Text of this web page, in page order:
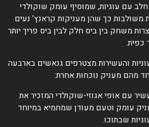
עם עוגיות, שמוסיף עומק שוקולדי
כך שהן מעניקות קראנץ’ נעים
משחק בין ביס חלק לבין ביס פריך יותר
והעשירות מצטרפים גנאשים בארבעה
מעניק נוכחות אחרת:
עם אופי אגוזי-שוקולדי המזכיר את
עומק וטעם מעודן שמחמיא במיוחד
שבתוכו.